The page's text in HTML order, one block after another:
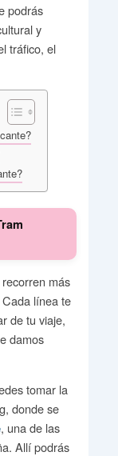
podrás
y
tráfico, el
más
línea te
de tu viaje,
damos
tomar la
donde se
, una de las
Allí podrás